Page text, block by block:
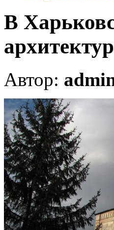
В
Автор: